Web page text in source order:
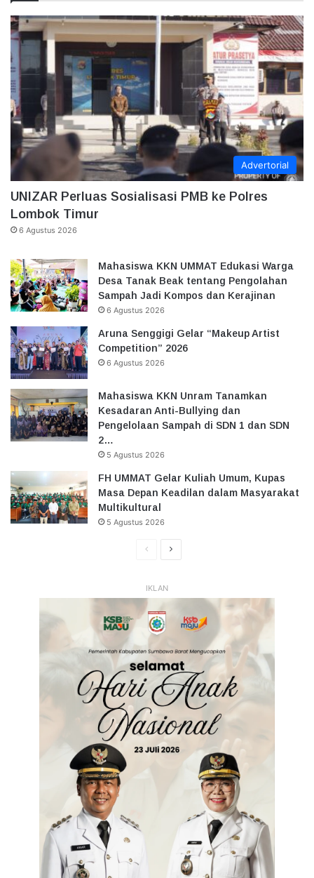
Advertorial
UNIZAR Perluas Sosialisasi PMB ke Polres
Lombok Timur
6 Agustus 2026
Mahasiswa KKN UMMAT Edukasi Warga
Desa Tanak Beak tentang Pengolahan
Sampah Jadi Kompos dan Kerajinan
6 Agustus 2026
Aruna Senggigi Gelar “Makeup Artist
Competition” 2026
6 Agustus 2026
Mahasiswa KKN Unram Tanamkan
Kesadaran Anti-Bullying dan
Pengelolaan Sampah di SDN 1 dan SDN
2…
5 Agustus 2026
FH UMMAT Gelar Kuliah Umum, Kupas
Masa Depan Keadilan dalam Masyarakat
Multikultural
5 Agustus 2026
HalamanHalaman
IKLAN